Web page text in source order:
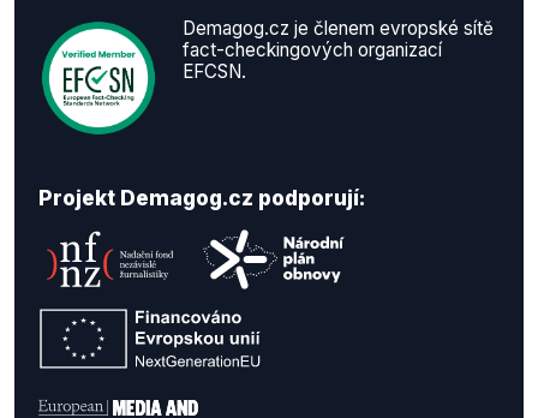
Demagog.cz je členem evropské sítě
fact-checkingových organizací
EFCSN.
Projekt Demagog.cz podporují: